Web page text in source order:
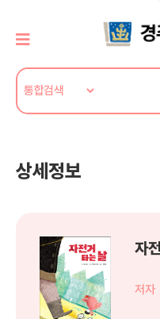
상세정보
자
저자